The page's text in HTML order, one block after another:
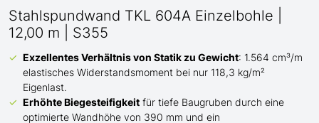
Stahlspundwand TKL 604A Einzelbohle |
12,00 m | S355
Exzellentes Verhältnis von Statik zu Gewicht: 1.564 cm³/m
elastisches Widerstandsmoment bei nur 118,3 kg/m²
Eigenlast.
Erhöhte Biegesteifigkeit für tiefe Baugruben durch eine
optimierte Wandhöhe von 390 mm und ein